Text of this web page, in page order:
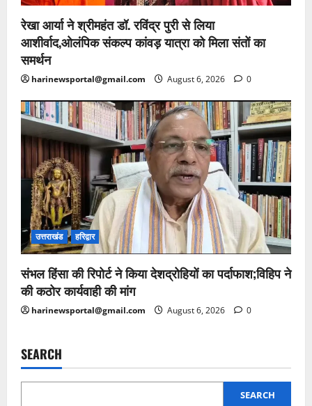
रेखा आर्या ने श्रीमहंत डॉ. रविंद्र पुरी से लिया
आशीर्वाद,ओलंपिक संकल्प कांवड़ यात्रा को मिला संतों का
समर्थन
harinewsportal@gmail.com August 6, 2026 0
उत्तराखंड हरिद्वार
संभल हिंसा की रिपोर्ट ने किया देशद्रोहियों का पर्दाफाश;विहिप ने
की कठोर कार्यवाही की मांग
harinewsportal@gmail.com August 6, 2026 0
SEARCH
SEARCH